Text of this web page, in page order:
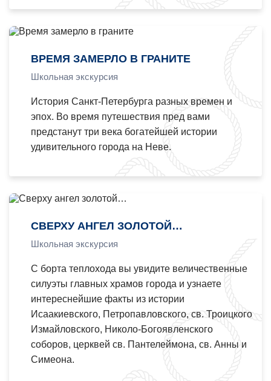
ВРЕМЯ ЗАМЕРЛО В ГРАНИТЕ
Школьная экскурсия
История Санкт-Петербурга разных времен и
эпох. Во время путешествия пред вами
предстанут три века богатейшей истории
удивительного города на Неве.
СВЕРХУ АНГЕЛ ЗОЛОТОЙ…
Школьная экскурсия
С борта теплохода вы увидите величественные
силуэты главных храмов города и узнаете
интереснейшие факты из истории
Исаакиевского, Петропавловского, св. Троицкого
Измайловского, Николо-Богоявленского
соборов, церквей св. Пантелеймона, св. Анны и
Симеона.